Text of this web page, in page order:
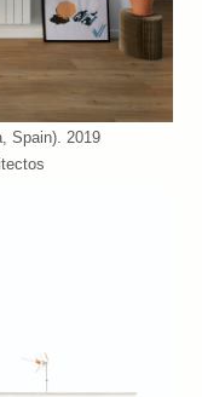
Spain). 2019